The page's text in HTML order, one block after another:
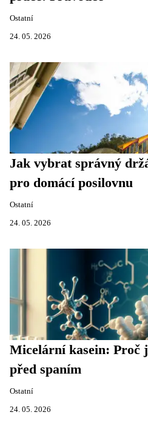
Ostatní
24. 05. 2026
Jak vybrat správný
pro domácí posilovnu
Ostatní
24. 05. 2026
Micelární kasein: Proč
před spaním
Ostatní
24. 05. 2026